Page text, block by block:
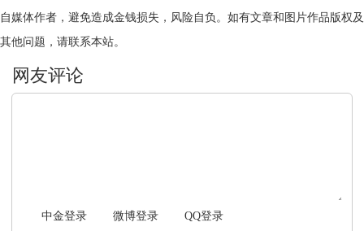
自媒体作者，避免造成金钱损失，风险自负。如有文章和图片作品版权及
其他问题，请联系本站。
中金登录 微博登录 QQ登录